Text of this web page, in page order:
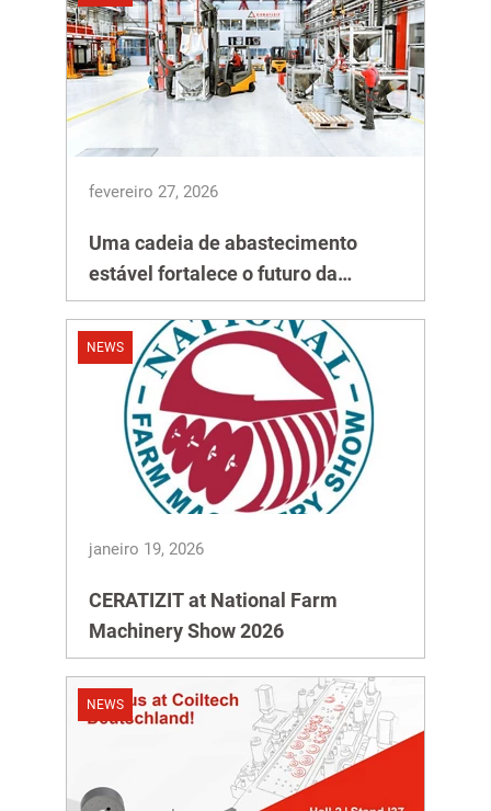
fevereiro 27, 2026
Uma cadeia de abastecimento
estável fortalece o futuro da
produção industrial
janeiro 19, 2026
CERATIZIT at National Farm
Machinery Show 2026
NEWS
NEWS